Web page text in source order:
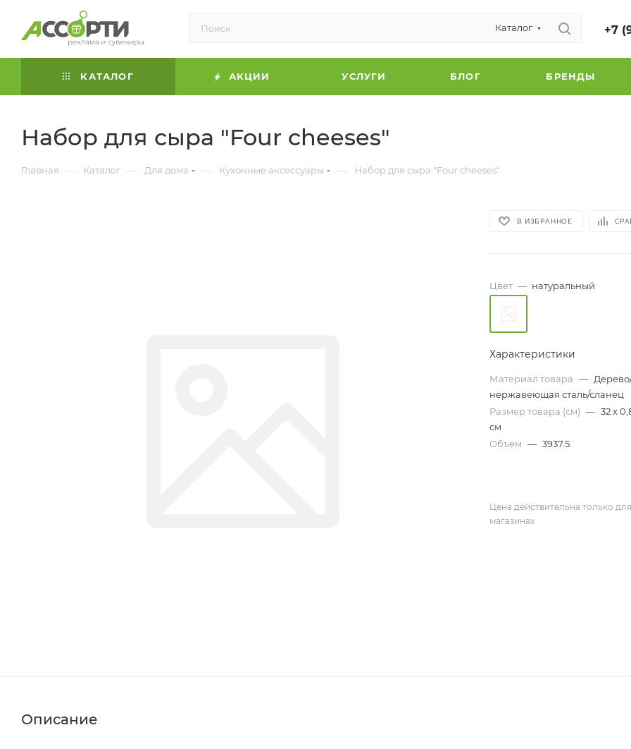
Каталог +7
КАТАЛОГ АКЦИИ УСЛУГИ БЛОГ БРЕНДЫ
Набор для сыра "Four cheeses"
Главная — Каталог — Для дома — Кухонные аксессуары — Набор для сыра "Four cheeses"
В ИЗБРАННОЕ
Цвет — натуральный
Характеристики
Материал товара —
нержавеющая сталь/сланец
Размер товара (см) — 32 х
см
Объем — 3937.5
Цена действительна только
магазинах
Описание